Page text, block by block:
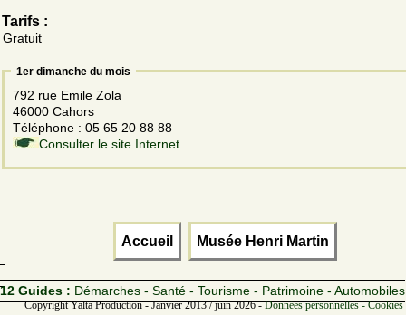
Tarifs :
Gratuit
1er dimanche du mois
792 rue Emile Zola
46000 Cahors
Téléphone : 05 65 20 88 88
Consulter le site Internet
Accueil Musée Henri Martin
12 Guides : Démarches - Santé - Tourisme - Patrimoine - Automobiles
Copyright Yalta Production - Janvier 2013 / juin 2026 -Données personnelles -